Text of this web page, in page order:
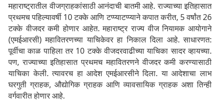
महाराष्ट्रातील वीजग्राहकांसाठी आनंदाची बातमी आहे. राज्याच्या इतिहासात
प्रथमच पहिल्यावर्षी 10 टक्के आणि टप्प्याटप्प्याने कपात करीत, 5 वर्षांत 26
टक्के वीजदर कमी होणार आहेत. महाराष्ट्र राज्य वीज नियामक आयोगाने
(एमईआरसी) महावितरणच्या याचिकेवर हा निकाल दिला आहे. साधारणत:
पूर्वीचा काळ पाहिला तर 10 टक्के वीजदरवाढीच्या याचिका सादर व्हायच्या.
पण, राज्याच्या इतिहासात प्रथमच महावितरणने वीजदर कमी करण्यासाठी
याचिका केली. त्यावरच हा आदेश एमईआरसीने दिला. या आदेशाचा लाभ
घरगुती ग्राहक, औद्योगिक ग्राहक आणि व्यावसायिक ग्राहक अशा तिन्ही
वर्गवारीत होणार आहे.